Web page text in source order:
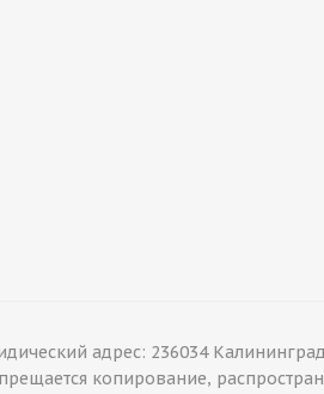
адрес: 236034
копирование,